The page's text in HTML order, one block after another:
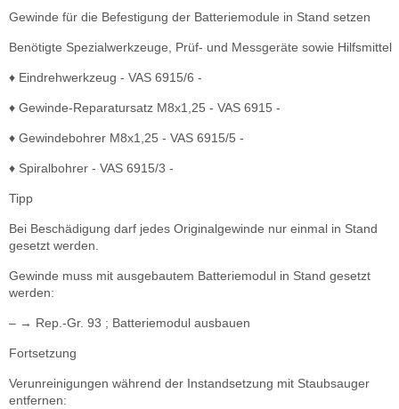
Gewinde für die Befestigung der Batteriemodule in Stand setzen
Benötigte Spezialwerkzeuge, Prüf- und Messgeräte sowie Hilfsmittel
♦ Eindrehwerkzeug - VAS 6915/6 -
♦ Gewinde-Reparatursatz M8x1,25 - VAS 6915 -
♦ Gewindebohrer M8x1,25 - VAS 6915/5 -
♦ Spiralbohrer - VAS 6915/3 -
Tipp
Bei Beschädigung darf jedes Originalgewinde nur einmal in Stand
gesetzt werden.
Gewinde muss mit ausgebautem Batteriemodul in Stand gesetzt
werden:
– → Rep.-Gr. 93 ; Batteriemodul ausbauen
Fortsetzung
Verunreinigungen während der Instandsetzung mit Staubsauger
entfernen: